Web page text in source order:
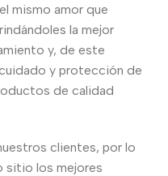
mismo amor que
la mejor
y, de este
y protección de
de calidad
clientes, por lo
sitio los mejores